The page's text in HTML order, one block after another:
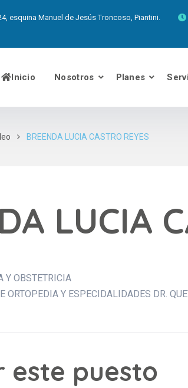
esquina Manuel de Jesús Troncoso, Piantini.
Inicio Nosotros Planes
BREENDA LUCIA CASTRO REYES
LUCIA
Y OBSTETRICIA
ORTOPEDIA Y ESPECIDALIDADES DR.
este puesto